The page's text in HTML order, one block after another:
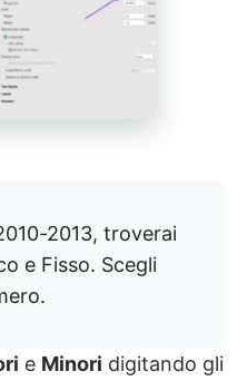
2013, troverai
e Fisso. Scegli
e Minori digitando gli